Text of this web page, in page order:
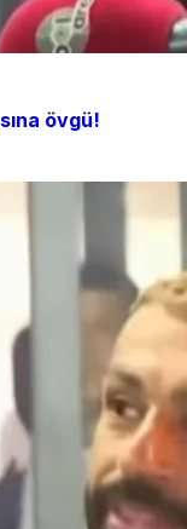
övgü!